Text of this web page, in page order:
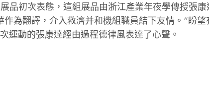
品初次表態，這組展品由浙江產業年夜學傳授張
為翻譯，介入救濟并和機組職員結下友情。“盼
運動的張康達經由過程德律風表達了心聲。